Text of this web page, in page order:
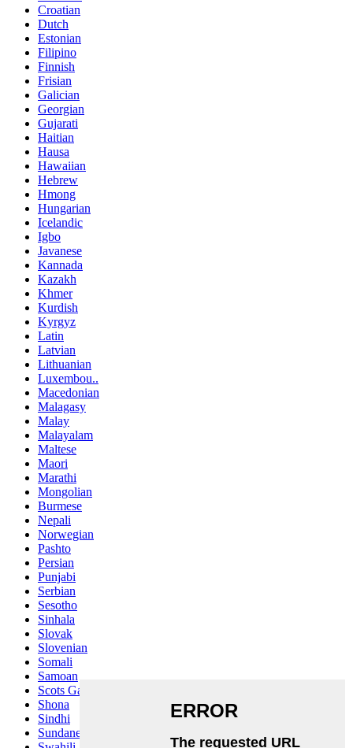
Croatian
Dutch
Estonian
Filipino
Finnish
Frisian
Galician
Georgian
Gujarati
Haitian
Hausa
Hawaiian
Hebrew
Hmong
Hungarian
Icelandic
Igbo
Javanese
Kannada
Kazakh
Khmer
Kurdish
Kyrgyz
Latin
Latvian
Lithuanian
Luxembou..
Macedonian
Malagasy
Malay
Malayalam
Maltese
Maori
Marathi
Mongolian
Burmese
Nepali
Norwegian
Pashto
Persian
Punjabi
Serbian
Sesotho
Sinhala
Slovak
Slovenian
Somali
Samoan
Scots Gaelic
Shona
Sindhi
Sundanese